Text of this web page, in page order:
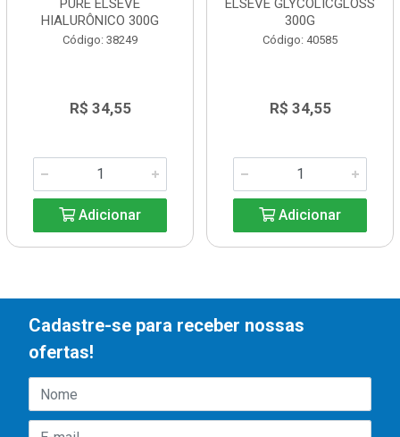
PURE ELSEVE
HIALURÔNICO 300G
Código: 38249
R$ 34,55
Adicionar
ELSEVE GLYCOLICGLOSS
300G
Código: 40585
R$ 34,55
Adicionar
Cadastre-se para receber nossas
ofertas!